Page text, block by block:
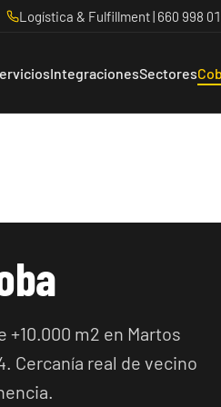
Logística & Fulfillment | 660 998
IntegracionesSectores
m2 en Martos
Cercanía real de vecino